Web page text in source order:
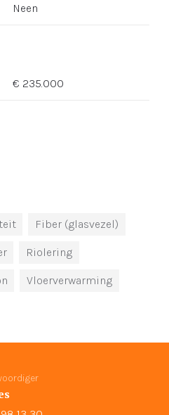
Neen
€ 235.000
Fiber (glasvezel)
Riolering
Vloerverwarming